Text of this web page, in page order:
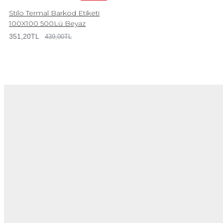
Stilo Termal Barkod Etiketi
100X100 500Lü Beyaz
351,20TL 439,00TL